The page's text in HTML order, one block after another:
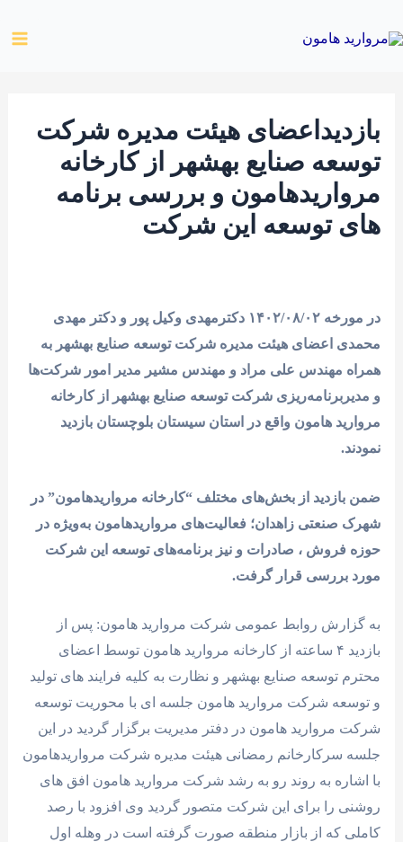
به
بازدیداعضای هیئت مدیره شرکت
توسعه صنایع بهشهر از کارخانه
مرواریدهامون و بررسی برنامه
های توسعه این شرکت
در مورخه ۱۴۰۲/۰۸/۰۲ دکترمهدی وکیل پور و دکتر مهدی
محمدی اعضای هیئت مدیره شرکت توسعه صنایع بهشهر به
همراه مهندس علی مراد و مهندس مشیر مدیر امور شرکت‌ها
و مدیربرنامه‌ریزی شرکت توسعه صنایع بهشهر از کارخانه
مروارید هامون واقع در استان سیستان بلوچستان بازدید
نمودند.
ضمن بازدید از بخش‌های مختلف “کارخانه مرواریدهامون” در
شهرک صنعتی زاهدان؛ فعالیت‌های مرواریدهامون به‌ویژه در
حوزه فروش ، صادرات و نیز برنامه‌های توسعه این شرکت
مورد بررسی قرار گرفت.
به گزارش روابط عمومی شرکت مروارید هامون: پس از
بازدید ۴ ساعته از کارخانه مروارید هامون توسط اعضای
محترم توسعه صنایع بهشهر و نظارت به کلیه فرایند های تولید
و توسعه شرکت مروارید هامون جلسه ای با محوریت توسعه
شرکت مروارید هامون در دفتر مدیریت برگزار گردید در این
جلسه سرکارخانم رمضانی هیئت مدیره شرکت مرواریدهامون
با اشاره به روند رو به رشد شرکت مروارید هامون افق های
روشنی را برای این شرکت متصور گردید وی افزود با رصد
کاملی که از بازار منطقه صورت گرفته است در وهله اول